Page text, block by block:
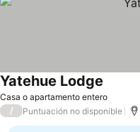
Casa o apartamento entero
Yatehue Lodge
/ Puntuación no disponible